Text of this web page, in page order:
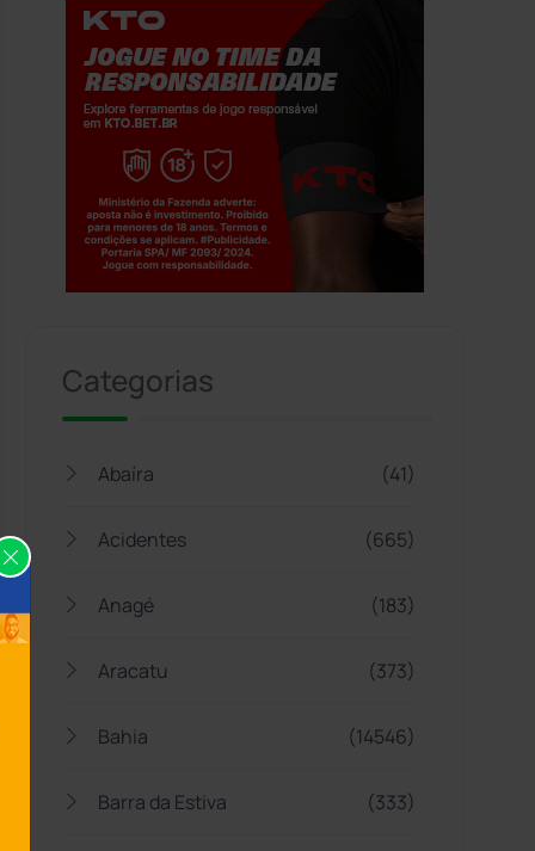
Categorias
Abaíra (41)
Acidentes (665)
Anagé (183)
Aracatu (373)
Bahia (14546)
Barra da Estiva (333)